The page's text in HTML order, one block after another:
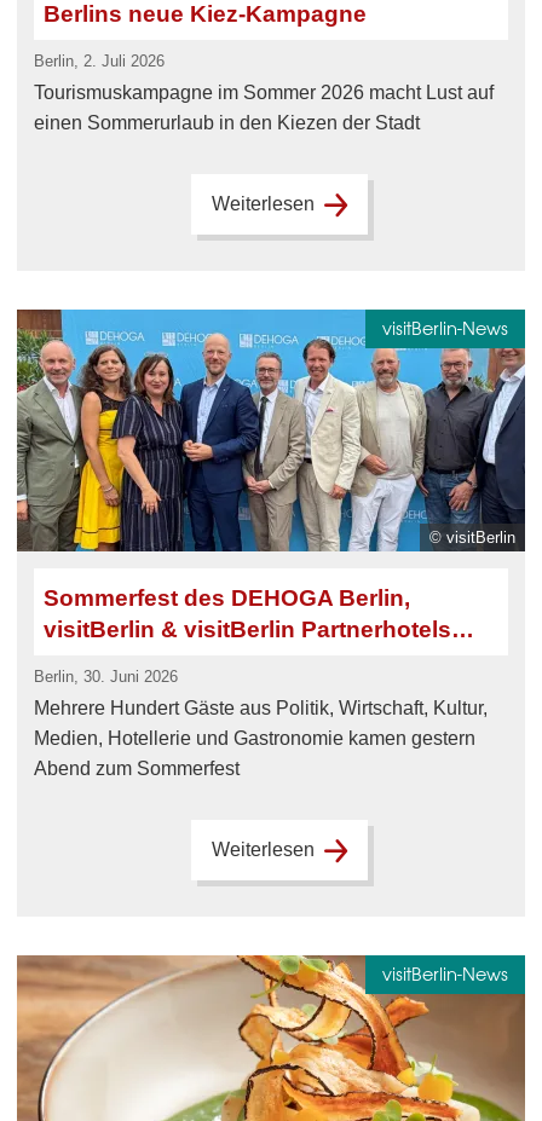
Berlins neue Kiez-Kampagne
Berlin, 2. Juli 2026
Tourismuskampagne im Sommer 2026 macht Lust auf
einen Sommerurlaub in den Kiezen der Stadt
Weiterlesen
© visitBerlin
visitBerlin-News
Sommerfest des DEHOGA Berlin,
visitBerlin & visitBerlin Partnerhotels
Berlin, 30. Juni 2026
Mehrere Hundert Gäste aus Politik, Wirtschaft, Kultur,
Medien, Hotellerie und Gastronomie kamen gestern
Abend zum Sommerfest
Weiterlesen
visitBerlin-News